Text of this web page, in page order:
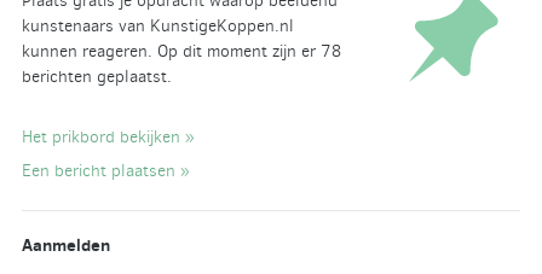
kunstenaars van KunstigeKoppen.nl
kunnen reageren. Op dit moment zijn er 78
berichten geplaatst.
Het prikbord bekijken »
Een bericht plaatsen »
Aanmelden